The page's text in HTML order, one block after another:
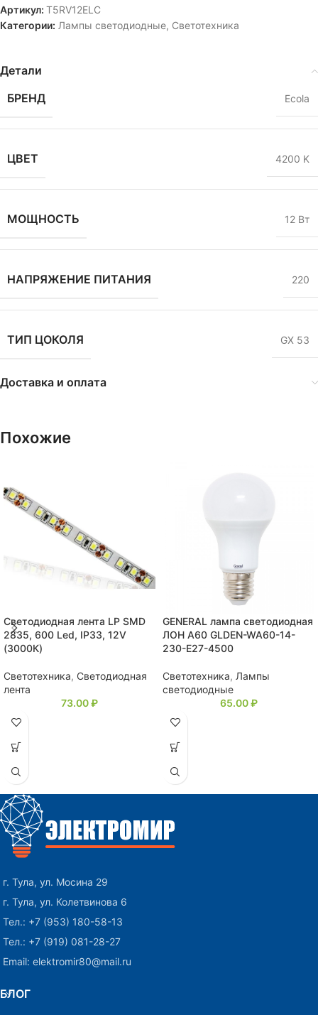
Артикул: T5RV12ELC
Категории: Лампы светодиодные, Светотехника
Детали
БРЕНД
Ecola
ЦВЕТ 4200 K
МОЩНОСТЬ 12 Вт
НАПРЯЖЕНИЕ ПИТАНИЯ 220
ТИП ЦОКОЛЯ GX 53
Доставка и оплата
Похожие
Светодиодная лента LP SMD
2835, 600 Led, IP33, 12V
(3000К)
Светотехника, Светодиодная
лента
73.00₽
GENERAL лампа светодиодная
ЛОН А60 GLDEN-WA60-14-
230-E27-4500
Светотехника, Лампы
светодиодные
65.00₽
г. Тула, ул. Мосина 29
г. Тула, ул. Колетвинова 6
Тел.: +7 (953) 180-58-13
Тел.: +7 (919) 081-28-27
Email: elektromir80@mail.ru
БЛОГ